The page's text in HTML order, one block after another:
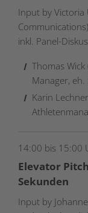
Input by Victoria
Communications)
inkl. Panel-
Thomas
Manager, eh.
Karin
14:00 bis 15:00
Elevator
Sekunden
Input by